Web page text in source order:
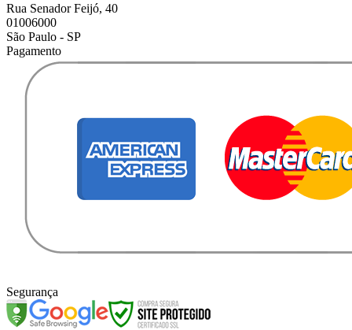
Rua Senador Feijó, 40
01006000
São Paulo - SP
Pagamento
Segurança